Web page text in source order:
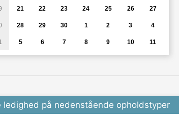
21 22 23 24 25 26 27
28 29 30 1 2 3 4
5 6 7 8 9 10 11
ledighed på nedenstående opholdstyper